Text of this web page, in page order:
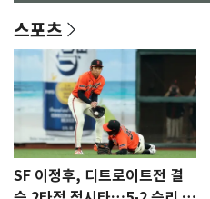
스포츠
SF 이정후, 디트로이트전 결